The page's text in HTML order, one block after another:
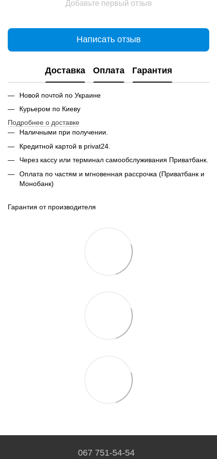
Добавьте первый отзыв
Написать отзыв
Доставка Оплата Гарантия
Новой почтой по Украине
Курьером по Киеву
Подробнее о доставке
Наличными при получении.
Кредитной картой в privat24.
Через кассу или терминал самообслуживания Приватбанк.
Оплата по частям и мгновенная рассрочка (Приватбанк и
Монобанк)
Гарантия от производителя
067 751-54-54